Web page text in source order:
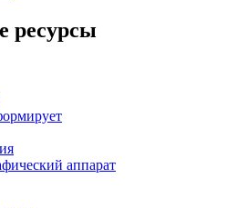
ресурсы
аппарат